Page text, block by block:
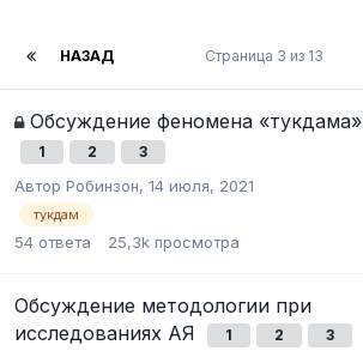
НАЗАД Страница 3 из 13
Обсуждение феномена «тукдама»
1 2 3
Автор Робинзон, 14 июля, 2021
тукдам
54 ответа 25,3k просмотра
Обсуждение методологии при
исследованиях АЯ
1 2 3